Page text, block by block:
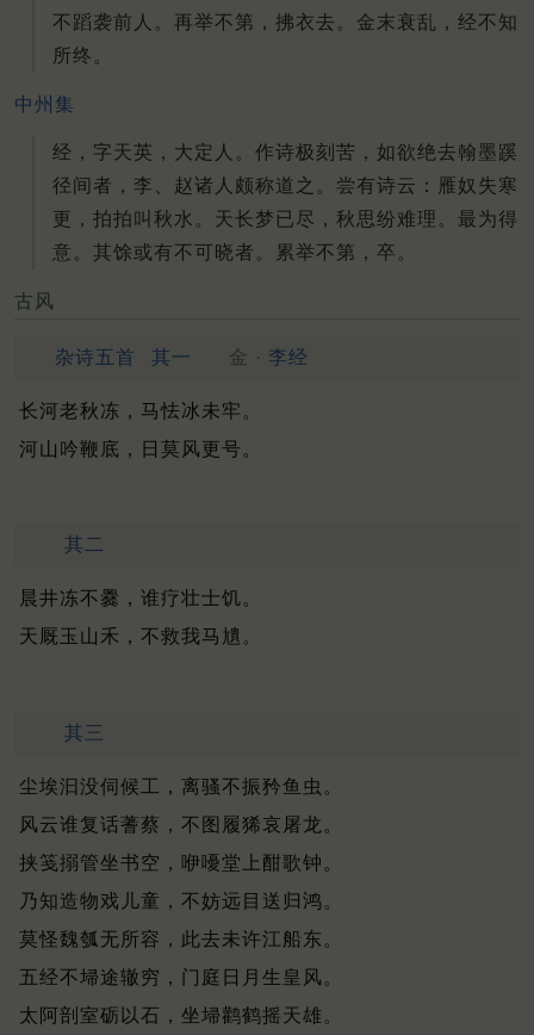
不蹈袭前人。再举不第，拂衣去。金末衰乱，经不知
所终。
中州集
经，字天英，大定人。作诗极刻苦，如欲绝去翰墨蹊
径间者，李、赵诸人颇称道之。尝有诗云：雁奴失寒
更，拍拍叫秋水。天长梦已尽，秋思纷难理。最为得
意。其馀或有不可晓者。累举不第，卒。
古风
杂诗五首 其一 金 · 李经
长河老秋冻，马怯冰未牢。
河山吟鞭底，日莫风更号。
其二
晨井冻不爨，谁疗壮士饥。
天厩玉山禾，不救我马尵。
其三
尘埃汩没伺候工，离骚不振矜鱼虫。
风云谁复话蓍蔡，不图履狶哀屠龙。
挟笺搦管坐书空，咿嚘堂上酣歌钟。
乃知造物戏儿童，不妨远目送归鸿。
莫怪魏瓠无所容，此去未许江船东。
五经不埽途辙穷，门庭日月生皇风。
太阿剖室砺以石，坐埽鹳鹤摇天雄。